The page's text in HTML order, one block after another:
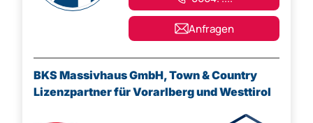
Anfragen
BKS Massivhaus GmbH, Town & Country
Lizenzpartner für Vorarlberg und Westtirol